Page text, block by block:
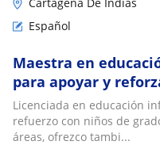
Español
Maestra en
para apoyar y
hasta grando 5°
Licenciada en educación
refuerzo con niños de
áreas, ofrezco tambi...